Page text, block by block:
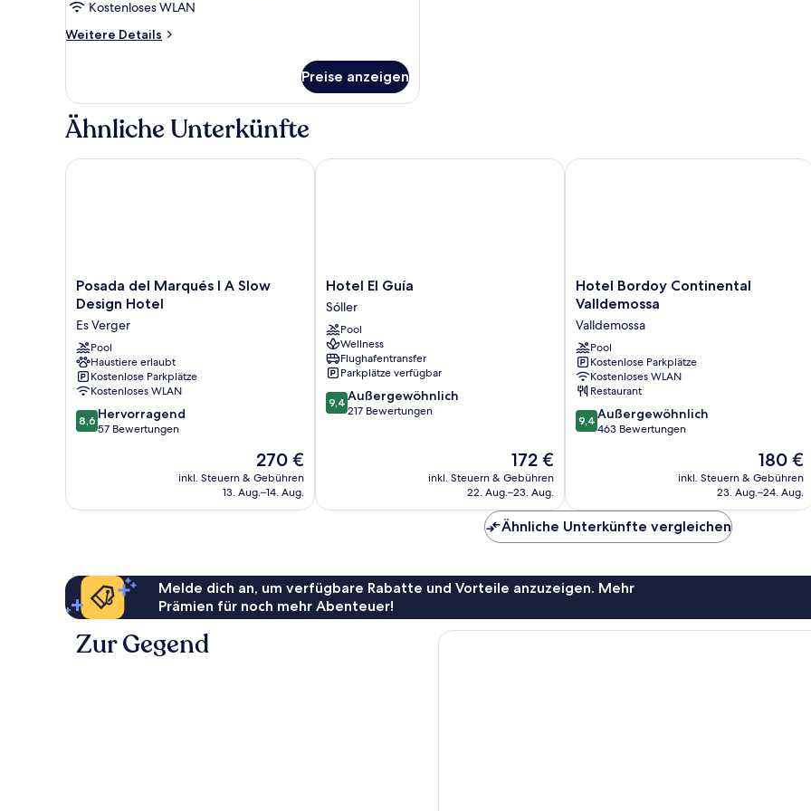
Kostenloses WLAN
Weitere Details
Weitere
Mehrere
Betten
Preise anzeigen
Ähnliche Unterkünfte
Posada
del
Marqués
I
A
Slow
Design
Hotel
Es
Verger
Posada del Marqués I A Slow
Design Hotel
Es Verger
Pool
Haustiere erlaubt
Kostenlose Parkplätze
Kostenloses WLAN
8.6
von
8,6 Hervorragend
57 Bewertungen
Der
Preis
beträgt
270 €
inkl. Steuern & Gebühren
13. Aug.–14. Aug.
Posada del Marqués I A Slow Design Hotel
Hotel
El
Guía
Sóller
Hotel El Guía
Sóller
Pool
Wellness
Flughafentransfer
Parkplätze verfügbar
9.4
von
9,4 Außergewöhnlich
217 Bewertungen
Der
Preis
beträgt
172 €
inkl. Steuern & Gebühren
22. Aug.–23. Aug.
Hotel El Guía
Hotel
Bordoy
Valldemossa
Valldemossa
Hotel Bordoy Continental
Valldemossa
Valldemossa
Pool
Kostenlose Parkplätze
Kostenloses WLAN
Restaurant
9.4
von
9,4 Außergewöhnlich
463 Bewertungen
Der
Preis
beträgt
180 €
inkl. Steuern & Gebühren
23. Aug.–24. Aug.
Hotel Bordoy Continental
Ähnliche Unterkünfte vergleichen
Melde dich an, um verfügbare Rabatte und Vorteile anzuzeigen. Mehr
Prämien für noch mehr Abenteuer!
Zur Gegend